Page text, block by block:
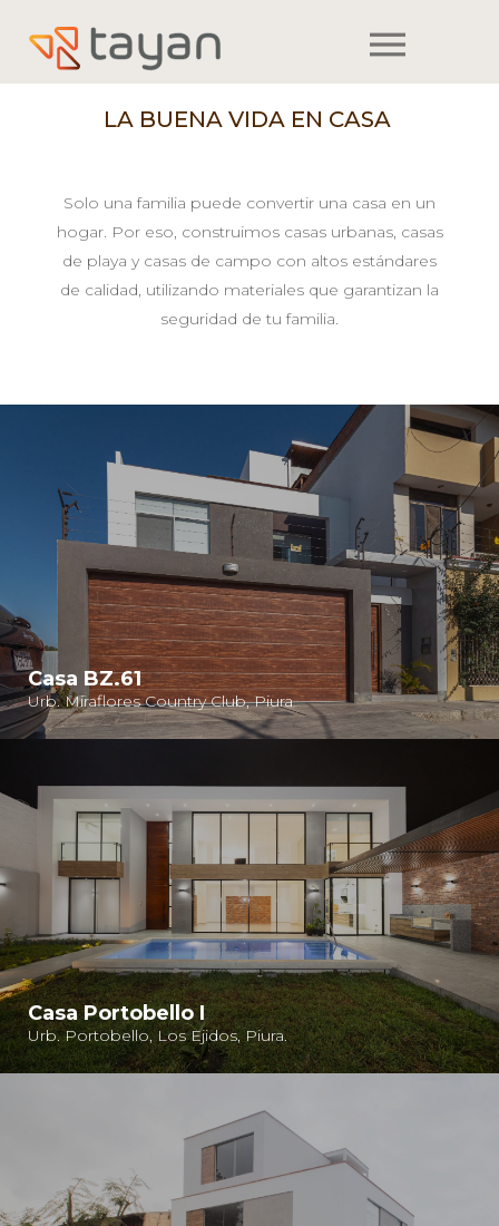
m
LA BUENA VIDA EN CASA
Solo una familia puede convertir una casa en un
hogar. Por eso, construimos casas urbanas, casas
de playa y casas de campo con altos estándares
de calidad, utilizando materiales que garantizan la
seguridad de tu familia.
Casa BZ.61
Urb. Miraflores Country Club, Piura
Casa Portobello I
Urb. Portobello, Los Ejidos, Piura.